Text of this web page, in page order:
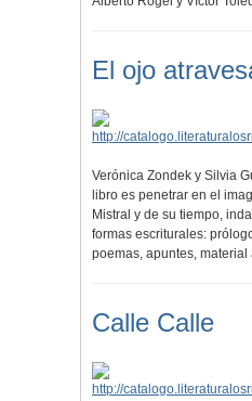
El ojo
Verónica Zondek y Silvia
libro es penetrar en el
Mistral y de su tiempo,
formas escriturales:
poemas, apuntes,
Calle Calle